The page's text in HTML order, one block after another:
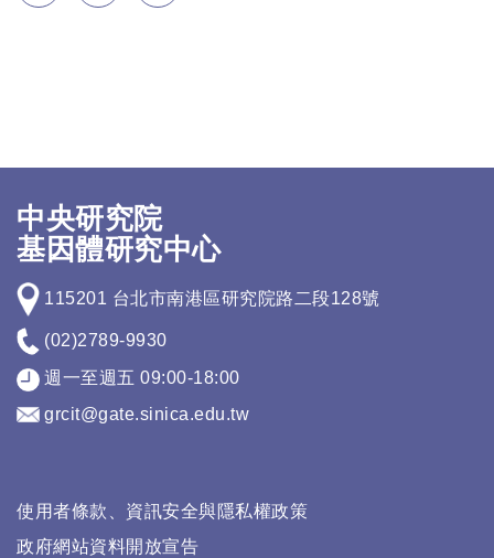
中央研究院
基因體研究中心
115201 台北市南港區研究院路二段128號
(02)2789-9930
週一至週五 09:00-18:00
grcit@gate.sinica.edu.tw
使用者條款、資訊安全與隱私權政策
政府網站資料開放宣告